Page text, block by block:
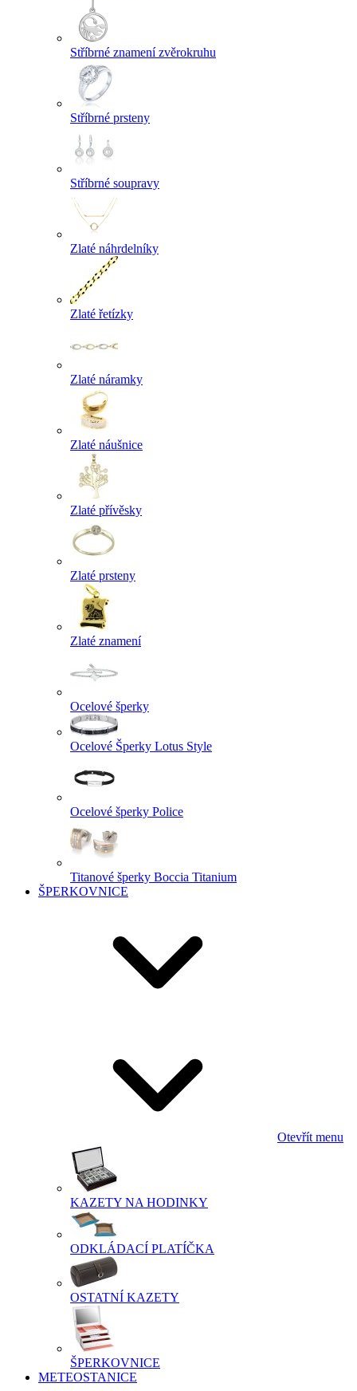
Stříbrné znamení zvěrokruhu
Stříbrné prsteny
Stříbrné soupravy
Zlaté náhrdelníky
Zlaté řetízky
Zlaté náramky
Zlaté náušnice
Zlaté přívěsky
Zlaté prsteny
Zlaté znamení
Ocelové šperky
Ocelové Šperky Lotus Style
Ocelové šperky Police
Titanové šperky Boccia Titanium
ŠPERKOVNICE
Otevřít menu
KAZETY NA HODINKY
ODKLÁDACÍ PLATÍČKA
OSTATNÍ KAZETY
ŠPERKOVNICE
METEOSTANICE